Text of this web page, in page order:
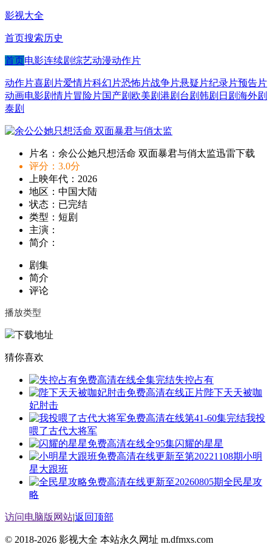
影视大全
首页搜索历史
首页电影连续剧综艺动漫动作片
动作片喜剧片爱情片科幻片恐怖片战争片悬疑片纪录片预告片
动画电影剧情片冒险片国产剧 欧美剧港剧 台剧韩剧 日剧海外剧
泰剧
片名：余公公她只想活命 双面暴君与俏太监迅雷下载
评分：3.0分
上映年代：2026
地区：中国大陆
状态：已完结
类型：短剧
主演：
简介：
剧集
简介
评论
播放类型
下载地址
猜你喜欢
全集完结失控占有
正片陛下天天被咖
妃肘击
第41-60集完结我投
喂了古代大将军
全95集闪耀的星星
更新至第20221108期小明
星大跟班
更新至20260805期全民星攻
略
访问电脑版网站|返回顶部
© 2018-2026 影视大全 本站永久网址 m.dfmxs.com